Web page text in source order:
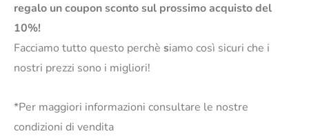
regalo un coupon sconto sul prossimo acquisto del
10%!
Facciamo tutto questo perchè siamo così sicuri che i
nostri prezzi sono i migliori!
*Per maggiori informazioni consultare le nostre
condizioni di vendita